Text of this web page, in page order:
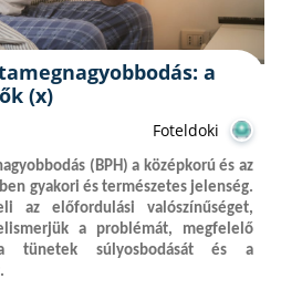
a
(x)
Foteldoki
(BPH) a középkorú és az
gyakori és természetes jelenség.
az előfordulási valószínűséget,
a problémát, megfelelő
tünetek súlyosbodását és a